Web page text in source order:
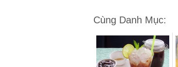
Cùng Danh Mục: